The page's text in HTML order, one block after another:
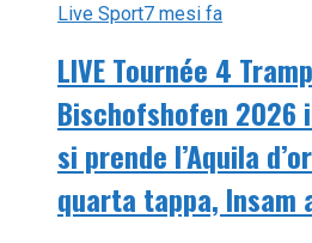
Live Sport7 mesi fa
LIVE Tournée 4
Bischofshofen 2026
si prende l’Aquila
quarta tappa, Insam